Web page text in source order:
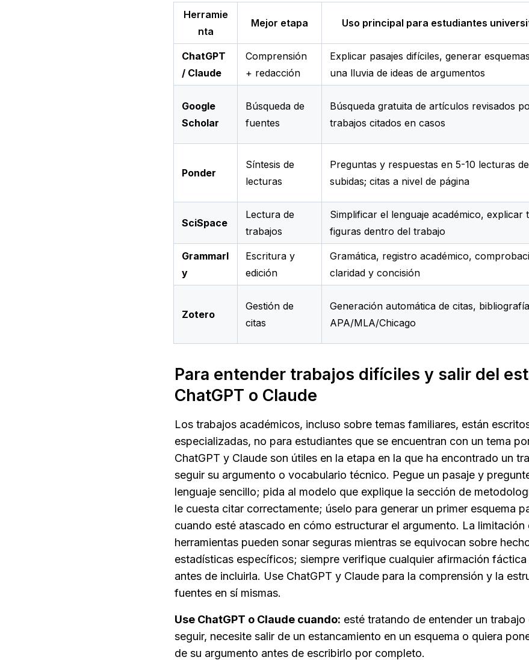
Herramie
nta
Mejor etapa Uso principal para estudiantes
ChatGPT
/ Claude
Comprensión
+ redacción
Explicar pasajes difíciles, generar
una lluvia de ideas de argumentos
Google
Scholar
Búsqueda de
fuentes
Búsqueda gratuita de artículos revisados
trabajos citados en casos
Ponder
Síntesis de
lecturas
Preguntas y respuestas en 5-10 lecturas
subidas; citas a nivel de página
SciSpace
Lectura de
trabajos
Simplificar el lenguaje académico, explicar
figuras dentro del trabajo
Grammarl
y
Escritura y
edición
Gramática, registro académico,
claridad y concisión
Zotero
Gestión de
citas
Generación automática de citas,
APA/MLA/Chicago
Para entender trabajos difíciles y salir del
ChatGPT o Claude
Los trabajos académicos, incluso sobre temas familiares, están
especializadas, no para estudiantes que se encuentran con un tema
ChatGPT y Claude son útiles en la etapa en la que ha encontrado un
seguir su argumento o vocabulario técnico. Pegue un pasaje y
lenguaje sencillo; pida al modelo que explique la sección de
le cuesta citar correctamente; úselo para generar un primer esquema
cuando esté atascado en cómo estructurar el argumento. La limitación
herramientas pueden sonar seguras mientras se equivocan sobre
estadísticas específicos; siempre verifique cualquier afirmación
antes de incluirla. Use ChatGPT y Claude para la comprensión y la
fuentes en sí mismas.
Use ChatGPT o Claude cuando: esté tratando de entender un
seguir, necesite salir de un estancamiento en un esquema o quiera
de su argumento antes de escribirlo por completo.